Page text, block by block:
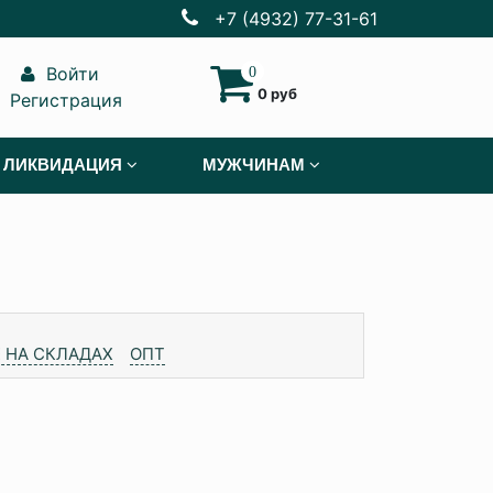
+7 (4932) 77-31-61
Войти
Регистрация
0
0 руб
ЛИКВИДАЦИЯ МУЖЧИНАМ
НА СКЛАДАХ ОПТ